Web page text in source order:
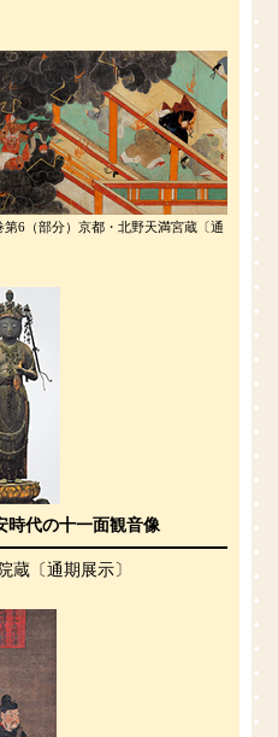
6（部分）京都・北野天満宮蔵〔通
時代の十一面観音像
蔵〔通期展示〕